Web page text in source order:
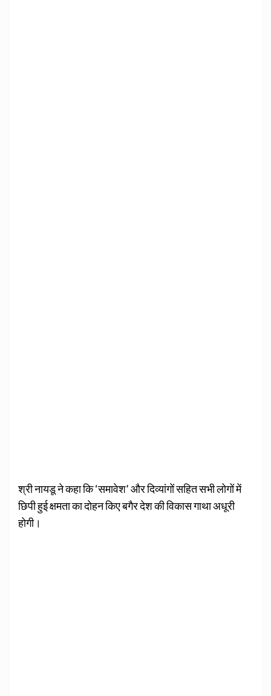
श्री नायडू ने कहा कि ‘समावेश’ और दिव्यांगों सहित सभी लोगों में
छिपी हुई क्षमता का दोहन किए बगैर देश की विकास गाथा अधूरी
होगी।